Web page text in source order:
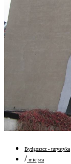
Bydgoszcz - turystyka
/ miejsca